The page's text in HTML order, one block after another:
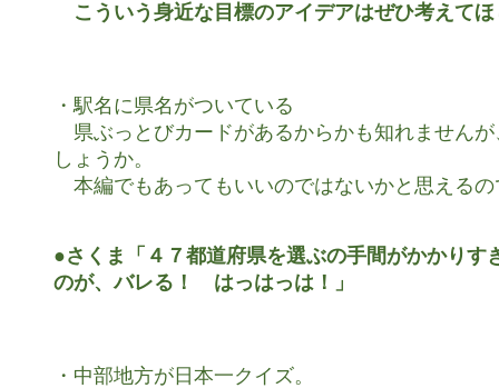
こういう身近な目標のアイデアはぜひ考えてほ
・駅名に県名がついている
県ぶっとびカードがあるからかも知れません
しょうか。
本編でもあってもいいのではないかと思えるの
●さくま「４７都道府県を選ぶの手間がかかりす
のが、バレる！　はっはっは！」
・中部地方が日本一クイズ。